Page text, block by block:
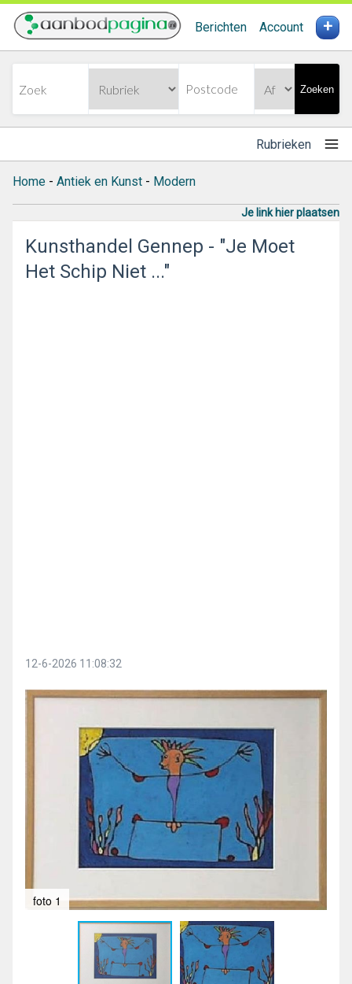
Berichten Account +
Zoeken
Rubrieken
Home - Antiek en Kunst - Modern
Je link hier plaatsen
Kunsthandel Gennep - "Je Moet
Het Schip Niet ..."
12-6-2026 11:08:32
foto 1